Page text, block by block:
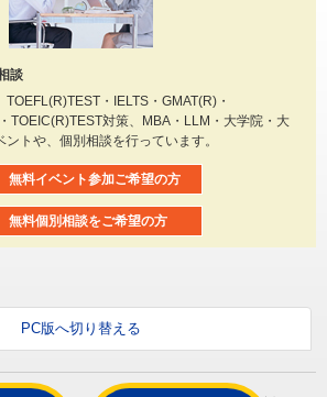
談
・IELTS・GMAT(R)・
TOEIC(R)TEST対策、MBA・LLM・大学院・大
トや、個別相談を行っています。
無料イベント参加ご希望の方
無料個別相談をご希望の方
PC版へ切り替える